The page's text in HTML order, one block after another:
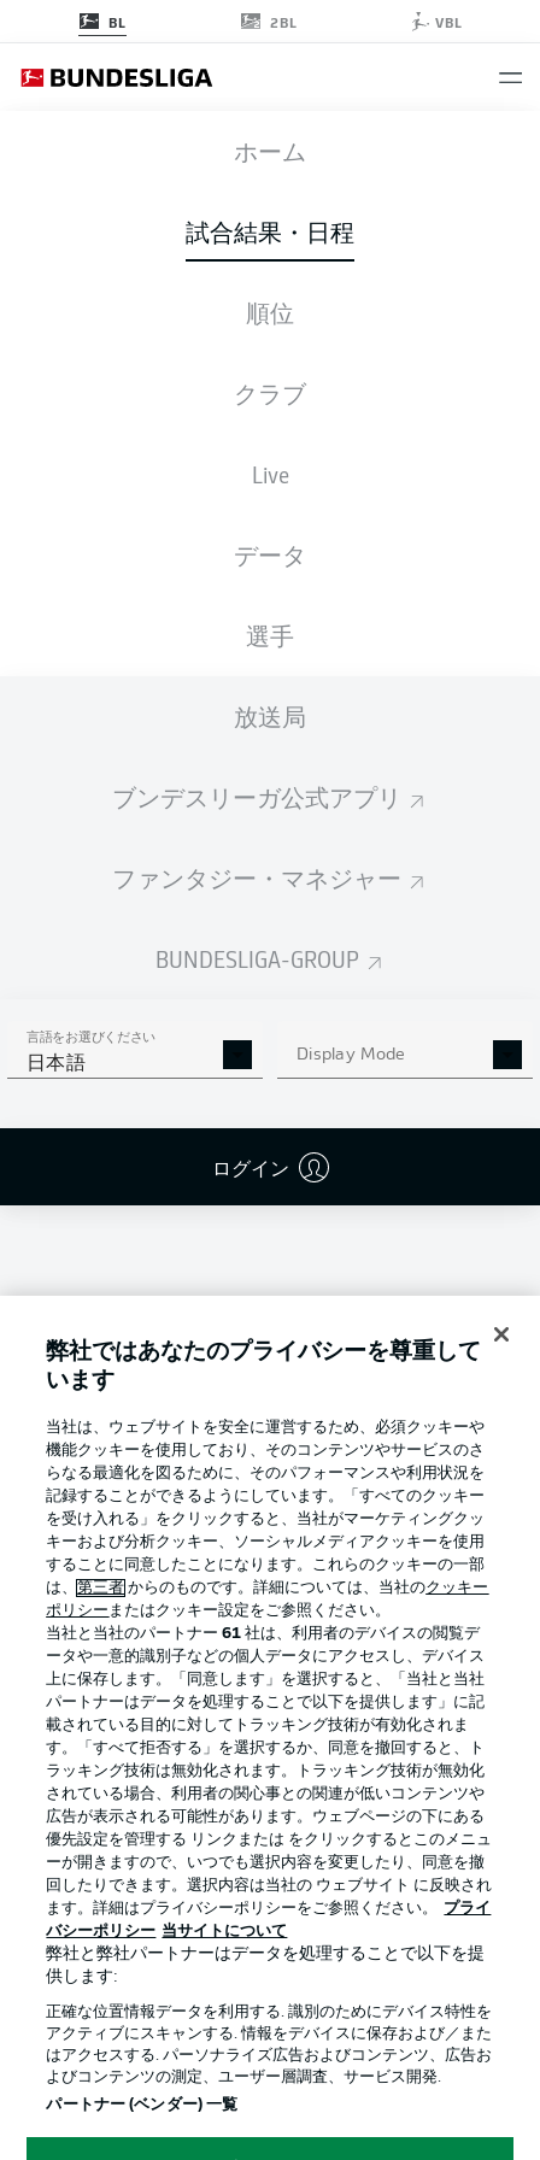
BL 2BL VBL
ホーム
試合結果・日程
順位
クラブ
Live
データ
選手
放送局
ブンデスリーガ公式アプリ
ファンタジー・マネジャー
BUNDESLIGA-GROUP
言語をお選びください
日本語 Display Mode
ログイン
S04 FCB
スターティングメンバー
Hello and welcome!
FC Schalke 04 and FC Bayern München.
Football as it's meant to be
BUNDESLIGA APP
Official Partners
弊社ではあなたのプライバシーを尊重して
います
当社は、ウェブサイトを安全に運営するため、必須クッキーや
機能クッキーを使用しており、そのコンテンツやサービスのさ
らなる最適化を図るために、そのパフォーマンスや利用状況を
記録することができるようにしています。「すべてのクッキー
を受け入れる」をクリックすると、当社がマーケティングクッ
キーおよび分析クッキー、ソーシャルメディアクッキーを使用
することに同意したことになります。これらのクッキーの一部
は、第三者 からのものです。詳細については、当社のクッキー
ポリシー またはクッキー設定をご参照ください。
当社と当社のパートナー61 社は、利用者のデバイスの閲覧デ
ータや一意的識別子などの個人データにアクセスし、デバイス
上に保存します。「同意します」を選択すると、「当社と当社
パートナーはデータを処理することで以下を提供します」に記
載されている目的に対してトラッキング技術が有効化されま
す。「すべて拒否する」を選択するか、同意を撤回すると、ト
ラッキング技術は無効化されます。トラッキング技術が無効化
されている場合、利用者の関心事との関連が低いコンテンツや
広告が表示される可能性があります。ウェブページの下にある
優先設定を管理する リンクまたは をクリックするとこのメニュ
ーが開きますので、いつでも選択内容を変更したり、同意を撤
回したりできます。選択内容は当社の ウェブサイト に反映され
ます。詳細はプライバシーポリシーをご参照ください。
プライ
バシーポリシー 当サイトについて
弊社と弊社パートナーはデータを処理することで以下を提
供します:
正確な位置情報データを利用する. 識別のためにデバイス特性を
アクティブにスキャンする. 情報をデバイスに保存および／また
はアクセスする. パーソナライズ広告およびコンテンツ、広告お
よびコンテンツの測定、ユーザー層調査、サービス開発.
パートナー (ベンダー) 一覧